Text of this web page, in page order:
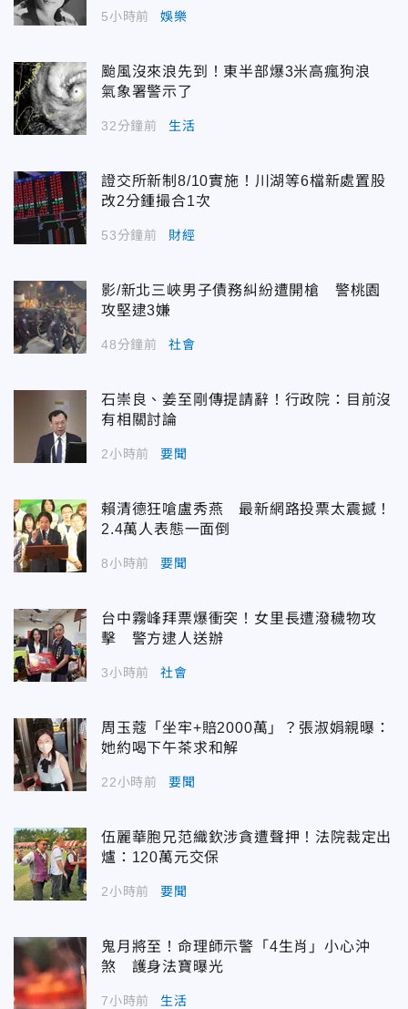
5小時前 娛樂
颱風沒來浪先到！東半部爆3米高瘋狗浪
氣象署警示了
32分鐘前 生活
證交所新制8/10實施！川湖等6檔新處置股
改2分鍾撮合1次
53分鐘前 財經
影/新北三峽男子債務糾紛遭開槍 警桃園
攻堅逮3嫌
48分鐘前 社會
石崇良、姜至剛傳提請辭！行政院：目前沒
有相關討論
2小時前 要聞
賴清德狂嗆盧秀燕 最新網路投票太震撼！
2.4萬人表態一面倒
8小時前 要聞
台中霧峰拜票爆衝突！女里長遭潑穢物攻
擊 警方逮人送辦
3小時前 社會
周玉蔻「坐牢+賠2000萬」？張淑娟親曝：
她約喝下午茶求和解
22小時前 要聞
伍麗華胞兄范織欽涉貪遭聲押！法院裁定出
爐：120萬元交保
2小時前 要聞
鬼月將至！命理師示警「4生肖」小心沖
煞 護身法寶曝光
7小時前 生活